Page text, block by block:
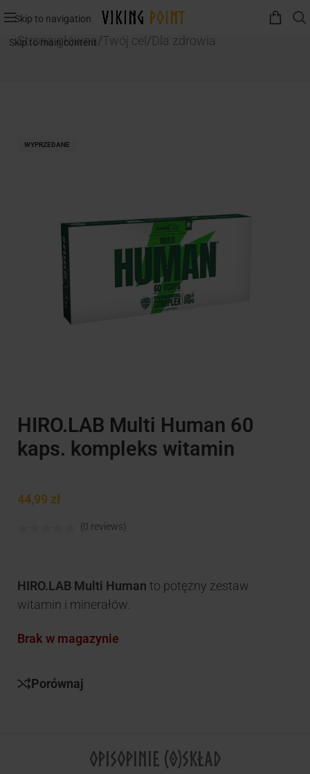
Skip to navigation
Skip to main content
Strona główna/Twój cel /Dla zdrowia
WYPRZEDANE
HIRO.LAB Multi Human 60
kaps. kompleks witamin
44,99 zł
(0 reviews)
HIRO.LAB Multi Human to potężny zestaw
witamin i minerałów.
Brak w magazynie
Porównaj
OPISOPINIE (0)SKŁAD